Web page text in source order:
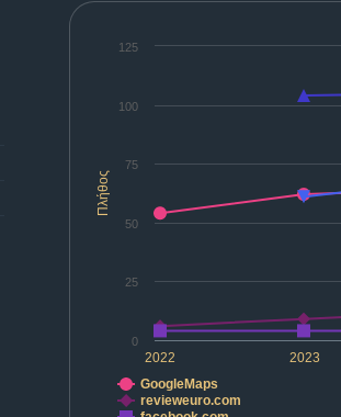
Πλήθος
2022 2023
0
25
50
75
100
125
GoogleMaps
revieweuro.com